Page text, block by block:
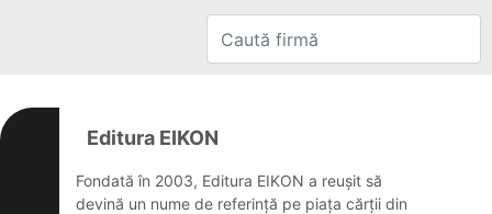
Editura EIKON
Fondată în 2003, Editura EIKON a reușit să
devină un nume de referință pe piața cărții din